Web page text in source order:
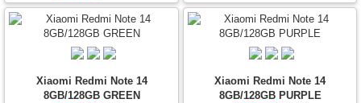
Xiaomi Redmi Note 14
8GB/128GB GREEN
Xiaomi Redmi Note 14
8GB/128GB PURPLE